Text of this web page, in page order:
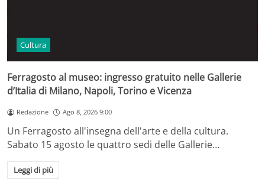
Cultura
Ferragosto al museo: ingresso gratuito nelle Gallerie
d’Italia di Milano, Napoli, Torino e Vicenza
Redazione Ago 8, 2026 9:00
Un Ferragosto all'insegna dell'arte e della cultura.
Sabato 15 agosto le quattro sedi delle Gallerie…
Leggi di più